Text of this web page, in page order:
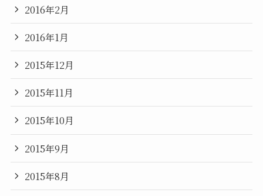
2016年2月
2016年1月
2015年12月
2015年11月
2015年10月
2015年9月
2015年8月